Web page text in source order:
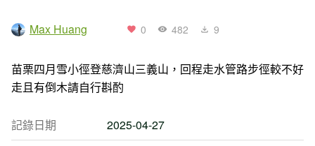
Max Huang 0 482 9
苗栗四月雪小徑登慈濟山三義山，回程走水管路步徑較不好
走且有倒木請自行斟酌
記錄日期
2025-04-27